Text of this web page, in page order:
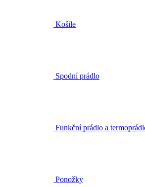
Košile
Spodní prádlo
Funkční prádlo a
Ponožky